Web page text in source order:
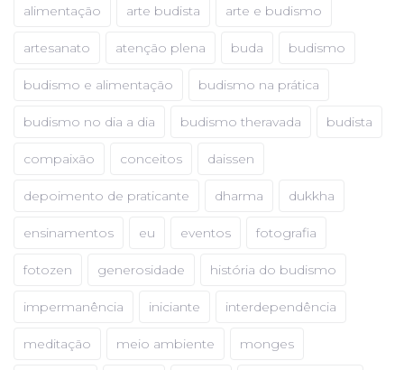
alimentação arte budista arte e budismo
artesanato atenção plena buda budismo
budismo e alimentação budismo na prática
budismo no dia a dia budismo theravada budista
compaixão conceitos daissen
depoimento de praticante dharma dukkha
ensinamentos eu eventos fotografia
fotozen generosidade história do budismo
impermanência iniciante interdependência
meditação meio ambiente monges